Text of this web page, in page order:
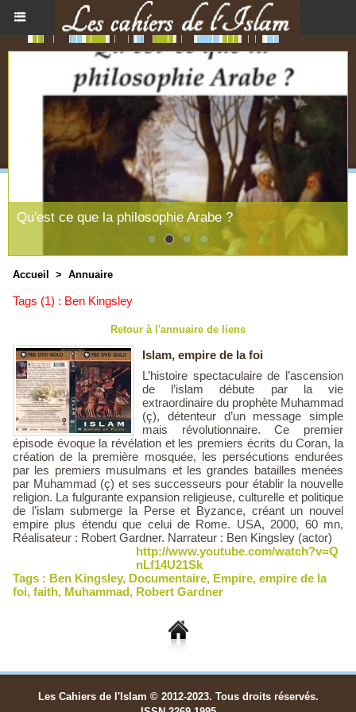
Qu'est ce que la philosophie Arabe ?
Accueil > Annuaire
Tags (1) : Ben Kingsley
Retour à l'annuaire de liens
Islam, empire de la foi
L’histoire spectaculaire de l’ascension
de l’islam débute par la vie
extraordinaire du prophète Muhammad
(ç), détenteur d’un message simple
mais révolutionnaire. Ce premier
épisode évoque la révélation et les premiers écrits du Coran, la
création de la première mosquée, les persécutions endurées
par les premiers musulmans et les grandes batailles menées
par Muhammad (ç) et ses successeurs pour établir la nouvelle
religion. La fulgurante expansion religieuse, culturelle et politique
de l’islam submerge la Perse et Byzance, créant un nouvel
empire plus étendu que celui de Rome. USA, 2000, 60 mn,
Réalisateur : Robert Gardner. Narrateur : Ben Kingsley (actor)
http://www.youtube.com/watch?v=Q
nLf14U21Sk
Tags : Ben Kingsley, Documentaire, Empire, empire de la
foi, faith, Muhammad, Robert Gardner
Les Cahiers de l'Islam © 2012-2023. Tous droits réservés.